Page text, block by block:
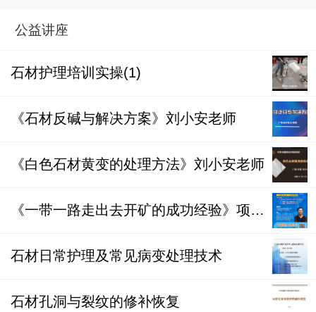
公益讲座
石材护理培训实操(1)
《石材反碱与解决方案》刘小安老师
《白色石材黄变的处理方法》刘小安老师
《一带一路走出去开矿的成功经验》项新葵老师网上课堂
石材日常护理及常见病变处理技术
石材孔洞与裂纹的修补恢复